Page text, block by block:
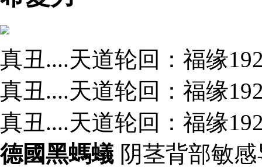
真丑....天道轮回：福缘
真丑....天道轮回：福缘
真丑....天道轮回：福缘
德國黑螞蟻 阴茎背部敏